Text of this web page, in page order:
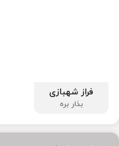
فراز شهبازی
بذار بره